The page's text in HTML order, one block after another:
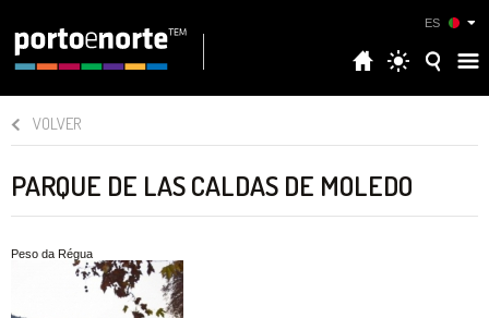
ES
VOLVER
PARQUE DE LAS CALDAS DE MOLEDO
Peso da Régua